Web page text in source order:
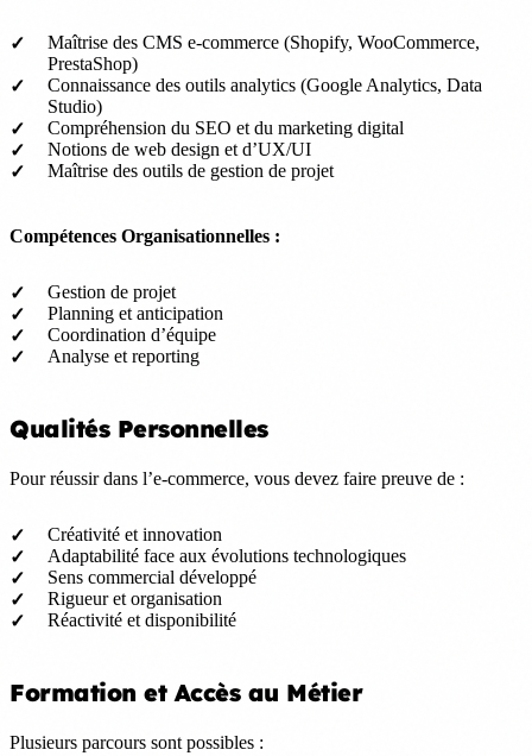
Maîtrise des CMS e-commerce (Shopify, WooCommerce,
PrestaShop)
Connaissance des outils analytics (Google Analytics, Data
Studio)
Compréhension du SEO et du marketing digital
Notions de web design et d’UX/UI
Maîtrise des outils de gestion de projet
Compétences Organisationnelles :
Gestion de projet
Planning et anticipation
Coordination d’équipe
Analyse et reporting
Qualités Personnelles
Pour réussir dans l’e-commerce, vous devez faire preuve de :
Créativité et innovation
Adaptabilité face aux évolutions technologiques
Sens commercial développé
Rigueur et organisation
Réactivité et disponibilité
Formation et Accès au Métier
Plusieurs parcours sont possibles :